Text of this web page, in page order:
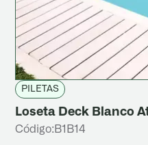
PILETAS
Loseta Deck Blanco
Código: B1B14